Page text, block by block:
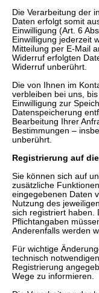
Die Verarbeitung der
Daten erfolgt somit
Einwilligung (Art. 6
Einwilligung jederzeit
Mitteilung per E-Mail
Widerruf erfolgten
Widerruf unberührt.
Die von Ihnen im
verbleiben bei uns,
Einwilligung zur
Datenspeicherung
Bearbeitung Ihrer
Bestimmungen –
unberührt.
Registrierung auf
Sie können sich auf
zusätzliche
eingegebenen Daten
Nutzung des
sich registriert haben.
Pflichtangaben
Anderenfalls werden
Für wichtige
technisch
Registrierung
Wege zu informieren.